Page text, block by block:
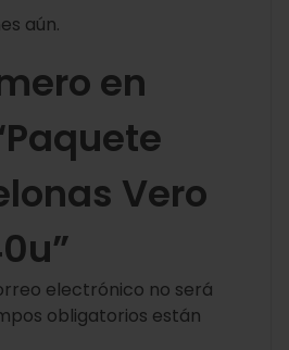
aún.
en
Vero
electrónico no será
obligatorios están